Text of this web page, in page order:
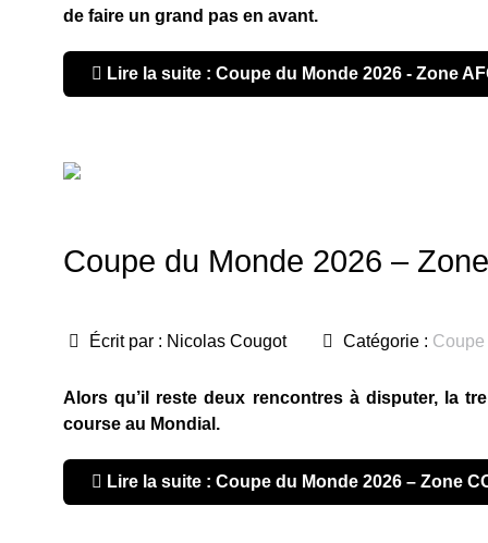
de faire un grand pas en avant.
Lire la suite : Coupe du Monde 2026 - Zone
Coupe du Monde 2026 –
Écrit par : Nicolas Cougot Catégorie :
Alors qu’il reste deux rencontres à disputer, la
course au Mondial.
Lire la suite : Coupe du Monde 2026 – Zone